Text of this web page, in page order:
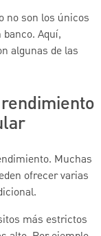
no son los únicos
Aquí,
algunas de las
Muchas
ofrecer varias
más estrictos